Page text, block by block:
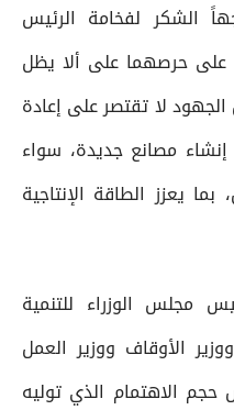
الشكر لفخامة الرئيس
حرصهما على ألا يظل
لا تقتصر على إعادة
مصانع جديدة، سواء
يعزز الطاقة الإنتاجية
مجلس الوزراء للتنمية
الأوقاف ووزير العمل
الاهتمام الذي توليه